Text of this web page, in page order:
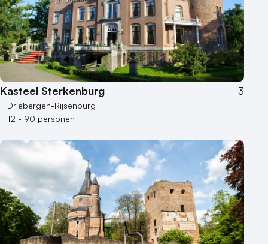
Kasteel Sterkenburg 3
Driebergen-Rijsenburg
12 - 90 personen